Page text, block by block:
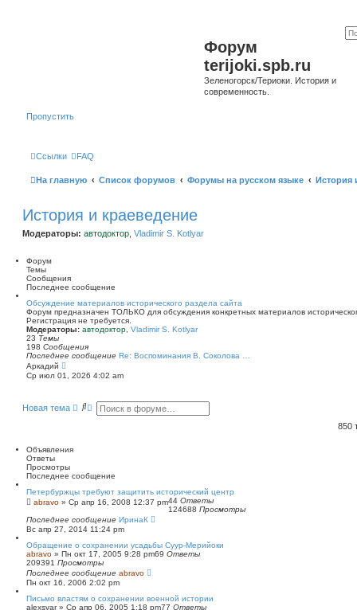
Форум
terijoki.spb.ru
Зеленогорск/Териоки. История и
современность.
Пропустить
Ссылки FAQ
На главную Список форумов Форумы на русском языке История
История и краеведение
Модераторы: автодоктор Vladimir S. Kotlyar
Форум
Темы
Сообщения
Последнее сообщение
Обсуждение материалов исторического раздела сайта
Форум предназначен ТОЛЬКО для обсуждения конкретных материалов
Регистрация не требуется.
Модераторы: автодоктор Vladimir S. Kotlyar
23 Темы
198 Сообщения
Последнее сообщение Re: Воспоминания В. Соколова …
Аркадий
р
т
с
е
д
е
м
с
о
б
щ
е
н
и
Ср июл 01, 2026 4:02 am
Новая тема
П Р
н
ы
й
о
и
к
850
Объявления
Ответы
Просмотры
Последнее сообщение
Петербуржцы требуют защитить исторический центр
abravo » Ср апр 16, 2008 12:37 pm44 Ответы
124688 Просмотры
Последнее сообщение ИринаК
Вс апр 27, 2014 11:24 pm
Обращение о сохранении усадьбы Суур-Мерийоки
abravo » Пн окт 17, 2005 9:28 pm69 Ответы
209391 Просмотры
Последнее сообщение abravo
Пн окт 16, 2006 2:02 pm
Письмо властям о сохранении военной истории
alexsvar» Ср апр 06, 2005 1:18 pm77 Ответы